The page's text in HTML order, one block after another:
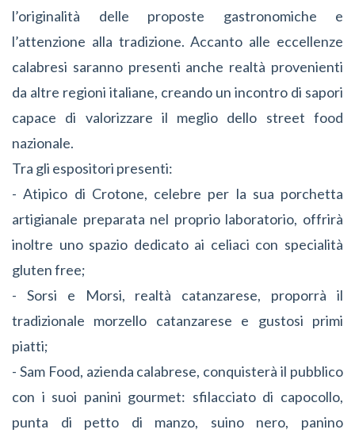
l’originalità delle proposte gastronomiche e
l’attenzione alla tradizione. Accanto alle eccellenze
calabresi saranno presenti anche realtà provenienti
da altre regioni italiane, creando un incontro di sapori
capace di valorizzare il meglio dello street food
nazionale.
Tra gli espositori presenti:
- Atipico di Crotone, celebre per la sua porchetta
artigianale preparata nel proprio laboratorio, offrirà
inoltre uno spazio dedicato ai celiaci con specialità
gluten free;
- Sorsi e Morsi, realtà catanzarese, proporrà il
tradizionale morzello catanzarese e gustosi primi
piatti;
- Sam Food, azienda calabrese, conquisterà il pubblico
con i suoi panini gourmet: sfilacciato di capocollo,
punta di petto di manzo, suino nero, panino